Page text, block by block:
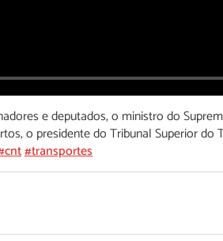
e deputados, o ministro do
o presidente do Tribunal Superior do
#transportes